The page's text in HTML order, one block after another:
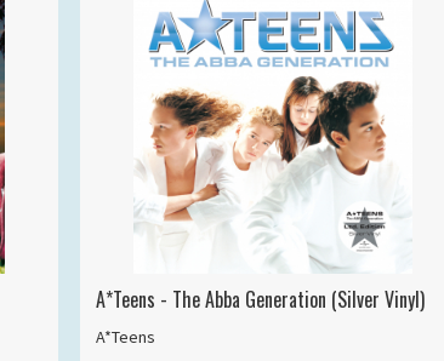
A*Teens - The Abba Generation (Silver Vinyl)
A*Teens